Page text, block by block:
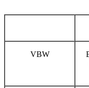
VBW